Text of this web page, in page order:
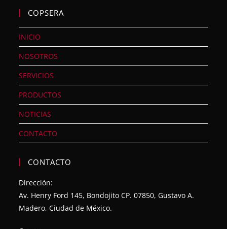
COPSERA
INICIO
NOSOTROS
SERVICIOS
PRODUCTOS
NOTICIAS
CONTACTO
CONTACTO
Dirección:
Av. Henry Ford 145, Bondojito CP. 07850, Gustavo A.
Madero, Ciudad de México.